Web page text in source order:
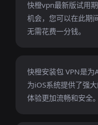
快橙vpn最新版试用
机会，您可以在此期
无需花费一分钱。
快橙安装包 VPN是为
为iOS系统提供了强
体验更加流畅和安全。